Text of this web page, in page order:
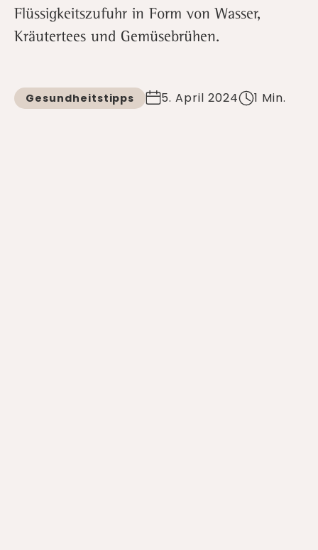
Flüssigkeitszufuhr in Form von Wasser,
Kräutertees und Gemüsebrühen.
Gesundheitstipps 5. April 2024 1 Min.